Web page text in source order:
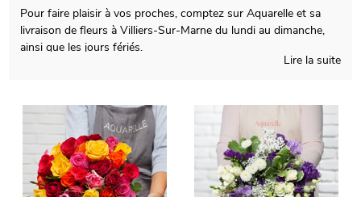
Pour faire plaisir à vos proches, comptez sur Aquarelle et sa
livraison de fleurs à Villiers-Sur-Marne du lundi au dimanche,
ainsi que les jours fériés.
vos espérances. À l’issue de sa conception, une photographie
de votre bouquet sera prise. Par la suite, l’envoi au destinataire
sera programmé, après vous avoir fait parvenir la photo. Vous
désirez joindre à votre bouquet une touche qui vous ressemble
? Sans frais supplémentaire, votre commande pourra être
complétée par un message personnalisé.
Lire la suite